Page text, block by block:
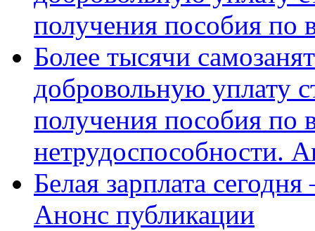
получения пособия по
Более тысячи
добровольную уплату
получения пособия по
нетрудоспособности.
Белая зарплата
Анонс публикации